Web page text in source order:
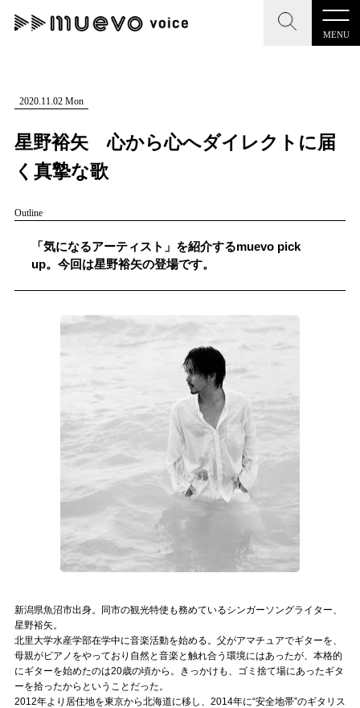
MENU
CLOSE
記事を検索する
人気ワード
#男性SSW #ポップス #女性SSW
#ヒップホップ #R&B/ソウル
CLOSE
"読者の声を形にする”音楽特化メディア
MENU
記事一覧
muevoクラウドファンディング
muevoコミュニティ
ぶいクラ！by muevo
ぶいコミュ！by muevo
ぶいマガ！ by muevo
Follow us
2020.11.02 Mon
星野裕矢 心から心へダイレクトに届
く真摯な歌
Outline
「気になるアーティスト」を紹介するmuevo pick
up。今回は星野裕矢の登場です。
新潟県魚沼市出身。同市の観光特使も務めているシンガーソングライター、
星野裕矢。
北里大学水産学部在学中に音楽活動を始める。父がアマチュアでギターを、
母親がピアノをやっており自然と音楽と触れ合う環境にはあったが、本格的
にギターを始めたのは20歳の頃から。きっかけも、ゴミ捨て場にあったギタ
ーを拾ったからということだった。
2012年より居住地を東京から北海道に移し、2014年に“安全地帯”のギタリス